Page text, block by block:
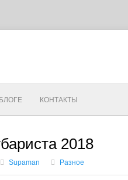
КОНТАКТЫ
2018
Supaman Разное